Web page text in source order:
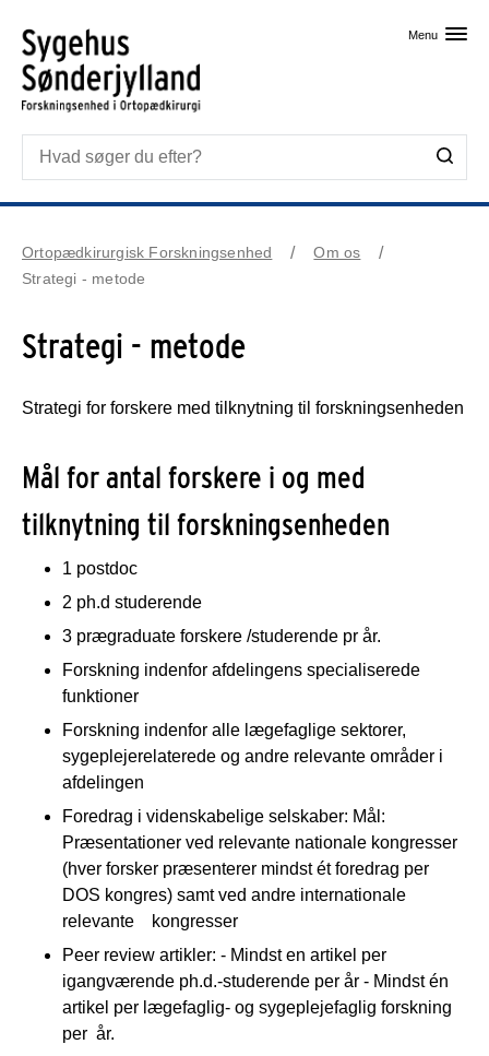
Menu
Ortopædkirurgisk Forskningsenhed
Om os
Strategi - metode
Strategi - metode
Strategi for forskere med tilknytning til forskningsenheden
Mål for antal forskere i og med
tilknytning til forskningsenheden
1 postdoc
2 ph.d studerende
3 prægraduate forskere /studerende pr år.
Forskning indenfor afdelingens specialiserede
funktioner
Forskning indenfor alle lægefaglige sektorer,
sygeplejerelaterede og andre relevante områder i
afdelingen
Foredrag i videnskabelige selskaber: Mål:
Præsentationer ved relevante nationale kongresser
(hver forsker præsenterer mindst ét foredrag per
DOS kongres) samt ved andre internationale
relevante kongresser
Peer review artikler: - Mindst en artikel per
igangværende ph.d.-studerende per år - Mindst én
artikel per lægefaglig- og sygeplejefaglig forskning
per år.